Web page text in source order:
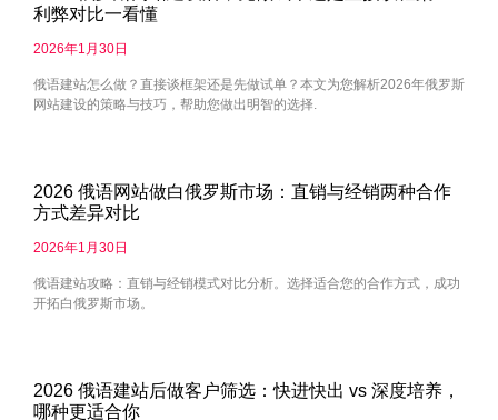
利弊对比一看懂
2026年1月30日
俄语建站怎么做？直接谈框架还是先做试单？本文为您解析2026年俄罗斯
网站建设的策略与技巧，帮助您做出明智的选择.
2026 俄语网站做白俄罗斯市场：直销与经销两种合作
方式差异对比
2026年1月30日
俄语建站攻略：直销与经销模式对比分析。选择适合您的合作方式，成功
开拓白俄罗斯市场。
2026 俄语建站后做客户筛选：快进快出 vs 深度培养，
哪种更适合你